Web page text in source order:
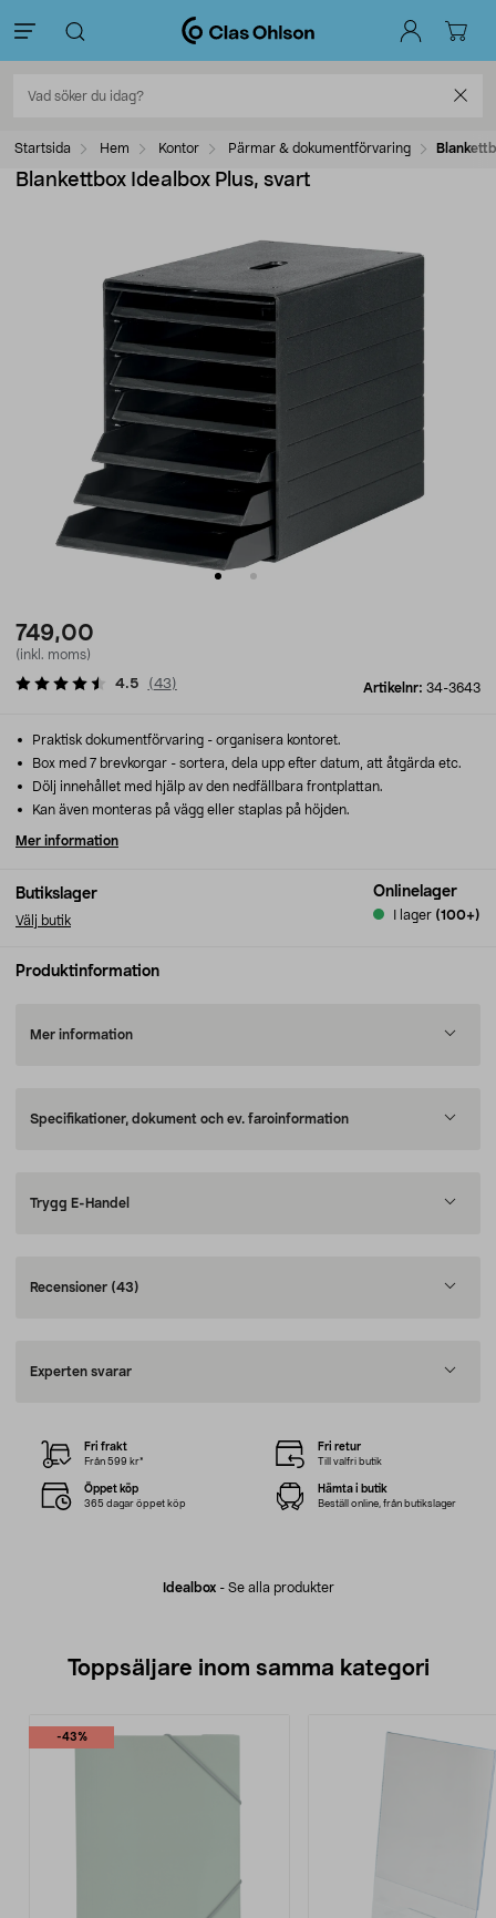
Startsida Hem Kontor Pärmar & dokumentförvaring
Blankettbox Idealbox Plus, svart
749,00
(inkl. moms)
Artikelnr: 34-3643
4.5 (43)
Butikslager
Välj butik
Onlinelager
I lager (100+)
Praktisk dokumentförvaring - organisera kontoret.
Box med 7 brevkorgar - sortera, dela upp efter datum, att åtgärda etc.
Dölj innehållet med hjälp av den nedfällbara frontplattan.
Kan även monteras på vägg eller staplas på höjden.
Mer information
Produktinformation
Mer information
Specifikationer, dokument och ev. faroinformation
Trygg E-Handel
Recensioner (43)
Experten svarar
Idealbox- Se alla produkter
Fri frakt
Från 599 kr*
Fri retur
Till valfri butik
Öppet köp
365 dagar öppet köp
Hämta i butik
Beställ online, från butikslager
Toppsäljare inom samma kategori
-43%